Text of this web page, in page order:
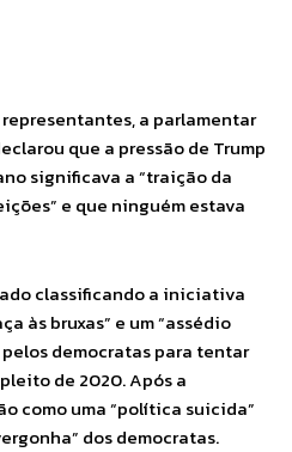
a parlamentar
que a pressão de Trump
significava a “traição da
e que ninguém estava
classificando a iniciativa
às bruxas” e um “assédio
democratas para tentar
de 2020. Após a
como uma “política suicida”
dos democratas.